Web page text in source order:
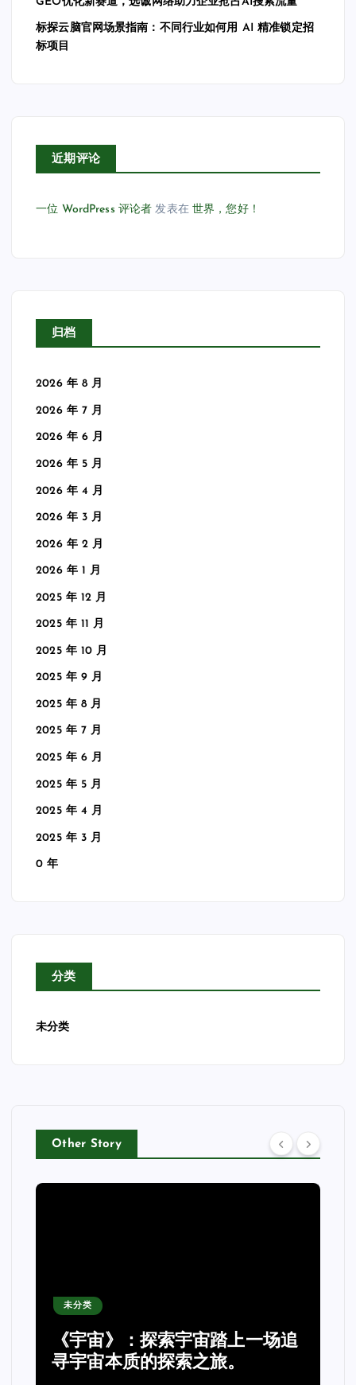
标探云脑官网场景指南：不同行业如何用 AI 精准锁定招
标项目
近期评论
一位 WordPress 评论者 发表在世界，您好！
归档
2026 年 8 月
2026 年 7 月
2026 年 6 月
2026 年 5 月
2026 年 4 月
2026 年 3 月
2026 年 2 月
2026 年 1 月
2025 年 12 月
2025 年 11 月
2025 年 10 月
2025 年 9 月
2025 年 8 月
2025 年 7 月
2025 年 6 月
2025 年 5 月
2025 年 4 月
2025 年 3 月
0 年
分类
未分类
Other Story
2026公钲评选行业内专业的评
选系统哪家强，公钲评选三大痛
点一次击穿